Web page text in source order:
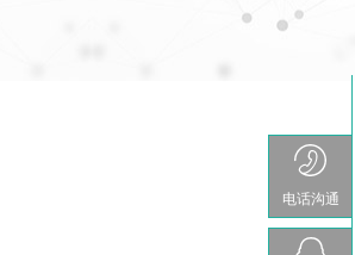
年，专业从事各种输送设备系
，安装调试，维护改造，为客
电话沟通